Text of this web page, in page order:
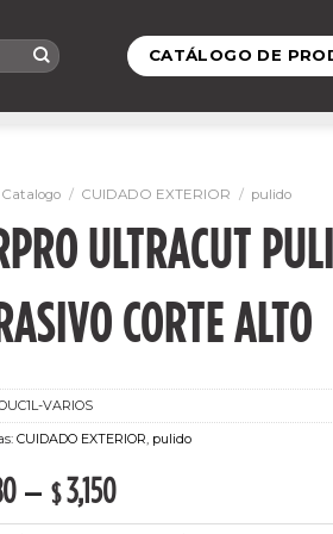
CATÁLOGO DE
Catalogo / CUIDADO EXTERIOR / pulido
ULTRACUT
CORTE ALTO
VARIOS
CUIDADO EXTERIOR, pulido
– $ 3,150